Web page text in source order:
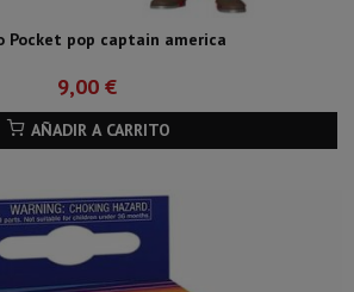
Pocket pop captain america
9,00 €
AÑADIR A CARRITO